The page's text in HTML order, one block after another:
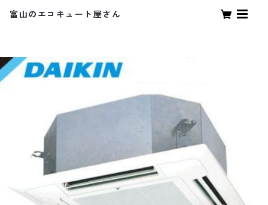
富山のエコキュート屋さん